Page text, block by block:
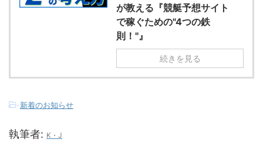
が教える『競艇予想サイト
で稼ぐための"4つの鉄
則！"』
続きを見る
-新着のお知らせ
執筆者: K・J